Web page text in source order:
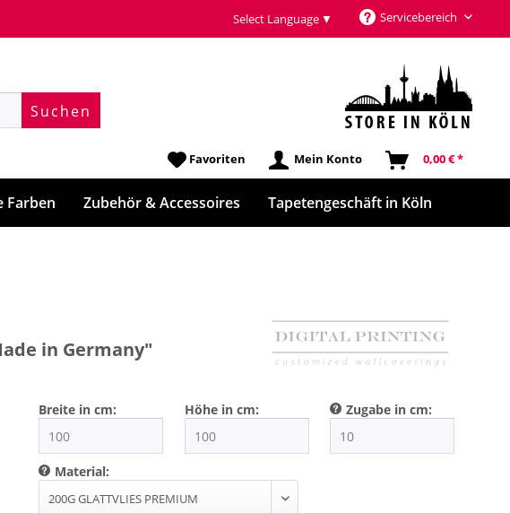
Servicebereich
Select Language ▼
Suchen
Favoriten Mein Konto 0,00 € *
Farben Zubehör & Accessoires Tapetengeschäft in Köln
in Germany"
Breite in cm: Höhe in cm: Zugabe in cm:
Material: